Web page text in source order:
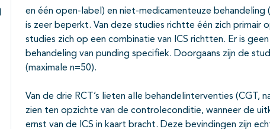
Subpagina's open- en dichtklappen
Subpagina's open- en dichtklappen
en één open-label) en niet-medicamenteuze behandeling
is zeer beperkt. Van deze studies richtte één zich primair
studies zich op een combinatie van ICS richtten. Er is
behandeling van punding specifiek. Doorgaans zijn de
(maximale n=50).
Van de drie RCT’s lieten alle behandelinterventies
zien ten opzichte van de controleconditie, wanneer de
ernst van de ICS in kaart bracht. Deze bevindingen zijn